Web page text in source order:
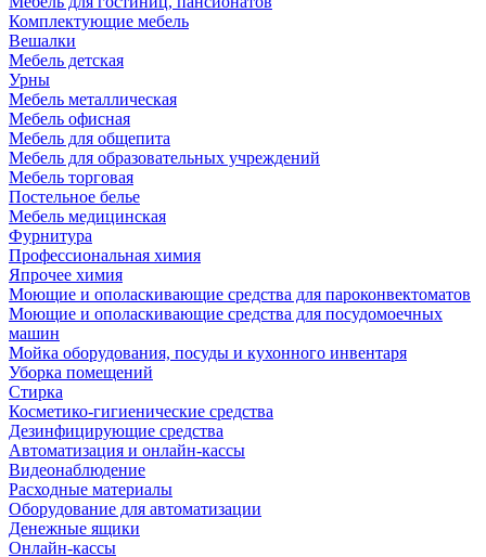
Комплектующие мебель
Вешалки
Мебель детская
Урны
Мебель металлическая
Мебель офисная
Мебель для общепита
Мебель для образовательных учреждений
Мебель торговая
Постельное белье
Мебель медицинская
Фурнитура
Профессиональная химия
Япрочее химия
Моющие и ополаскивающие средства для пароконвектоматов
Моющие и ополаскивающие средства для посудомоечных
машин
Мойка оборудования, посуды и кухонного инвентаря
Уборка помещений
Стирка
Косметико-гигиенические средства
Дезинфицирующие средства
Автоматизация и онлайн-кассы
Видеонаблюдение
Расходные материалы
Оборудование для автоматизации
Денежные ящики
Онлайн-кассы